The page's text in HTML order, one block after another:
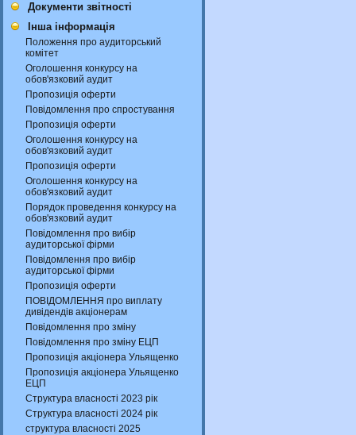
Документи звітності
Інша інформація
Положення про аудиторський
комітет
Оголошення конкурсу на
обов'язковий аудит
Пропозиція оферти
Повідомлення про спростування
Пропозиція оферти
Оголошення конкурсу на
обов'язковий аудит
Пропозиція оферти
Оголошення конкурсу на
обов'язковий аудит
Порядок проведення конкурсу на
обов'язковий аудит
Повідомлення про вибір
аудиторської фірми
Повідомлення про вибір
аудиторської фірми
Пропозиція оферти
ПОВІДОМЛЕННЯ про виплату
дивідендів акціонерам
Повідомлення про зміну
Повідомлення про зміну ЕЦП
Пропозиція акціонера Ульященко
Пропозиція акціонера Ульященко
ЕЦП
Структура власності 2023 рік
Структура власності 2024 рік
структура власності 2025